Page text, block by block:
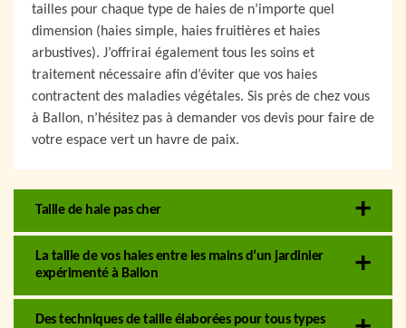
tailles pour chaque type de haies de n’importe quel
dimension (haies simple, haies fruitières et haies
arbustives). J’offrirai également tous les soins et
traitement nécessaire afin d’éviter que vos haies
contractent des maladies végétales. Sis près de chez vous
à Ballon, n’hésitez pas à demander vos devis pour faire de
votre espace vert un havre de paix.
Taille de haie pas cher
La taille de vos haies entre les mains d’un jardinier
expérimenté à Ballon
Des techniques de taille élaborées pour tous types